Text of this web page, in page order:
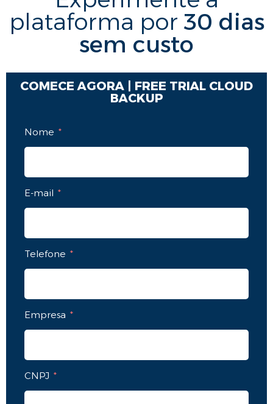
plataforma por 30 dias
sem custo
COMECE AGORA | FREE TRIAL CLOUD
BACKUP
Nome
E-mail
Telefone
Empresa
CNPJ